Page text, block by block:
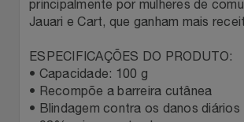
Natura
Oster
principalmente por mulheres de
Jauari e Cart, que ganham mais
ESPECIFICAÇÕES DO PRODUTO:
• Capacidade: 100 g
• Recompõe a barreira cutânea
• Blindagem contra os danos diários